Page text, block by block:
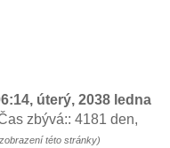
úterý, 2038 ledna
zbývá:: 4181 den,
této stránky)